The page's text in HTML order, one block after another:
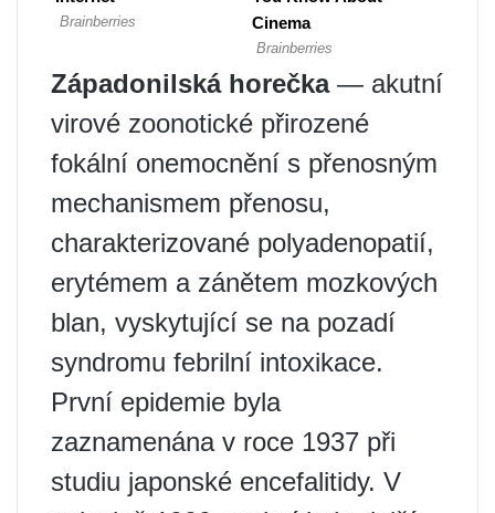
Západonilská horečka— akutní
virové zoonotické přirozené
fokální onemocnění s přenosným
mechanismem přenosu,
charakterizované polyadenopatií,
erytémem a zánětem mozkových
blan, vyskytující se na pozadí
syndromu febrilní intoxikace.
První epidemie byla
zaznamenána v roce 1937 při
studiu japonské encefalitidy. V